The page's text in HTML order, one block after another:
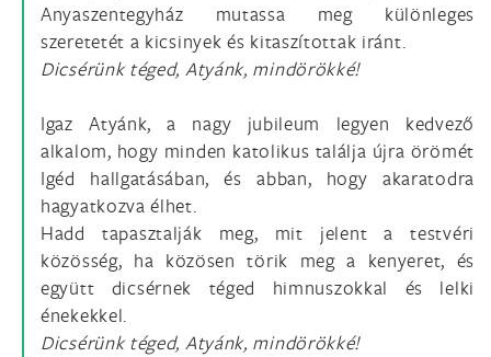
Anyaszentegyház mutassa meg különleges
szeretetét a kicsinyek és kitaszítottak iránt.
Dicsérünk téged, Atyánk, mindörökké!
Igaz Atyánk, a nagy jubileum legyen kedvező
alkalom, hogy minden katolikus találja újra örömét
Igéd hallgatásában, és abban, hogy akaratodra
hagyatkozva élhet.
Hadd tapasztalják meg, mit jelent a testvéri
közösség, ha közösen törik meg a kenyeret, és
együtt dicsérnek téged himnuszokkal és lelki
énekekkel.
Dicsérünk téged, Atyánk, mindörökké!